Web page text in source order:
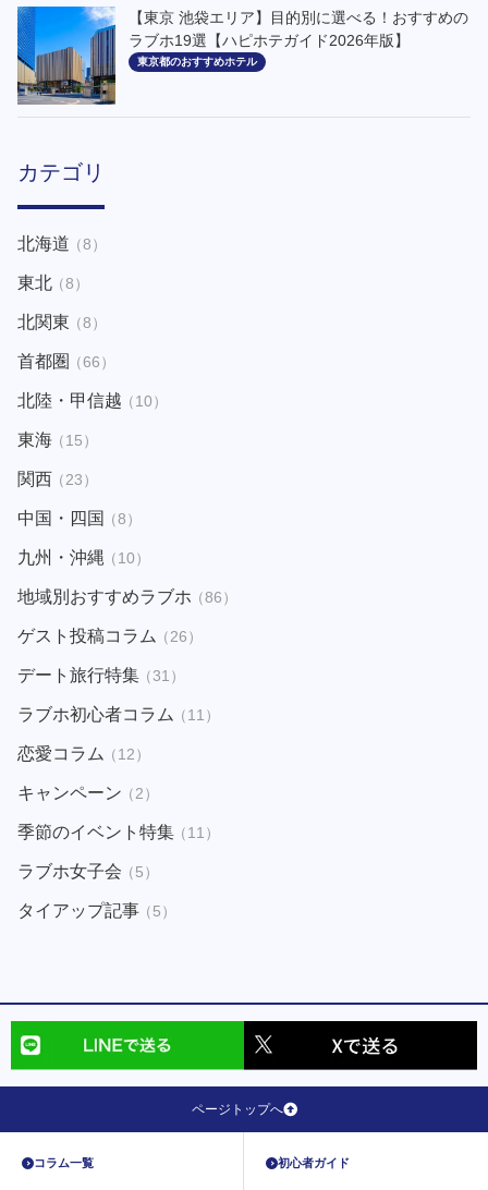
【東京 池袋エリア】目的別に選べる！おすすめの
ラブホ19選【ハピホテガイド2026年版】
東京都のおすすめホテル
カテゴリ
北海道（8）
東北（8）
北関東（8）
首都圏 （66）
北陸・甲信越（10）
東海（15）
関西（23）
中国・四国 （8）
九州・沖縄（10）
地域別おすすめラブホ（86）
ゲスト投稿コラム （26）
デート旅行特集（31）
ラブホ初心者コラム （11）
恋愛コラム （12）
キャンペーン（2）
季節のイベント特集（11）
ラブホ女子会（5）
タイアップ記事（5）
ページトップへ
コラム一覧 初心者ガイド